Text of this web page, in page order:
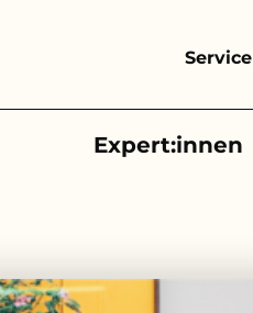
Service
Expert:innen